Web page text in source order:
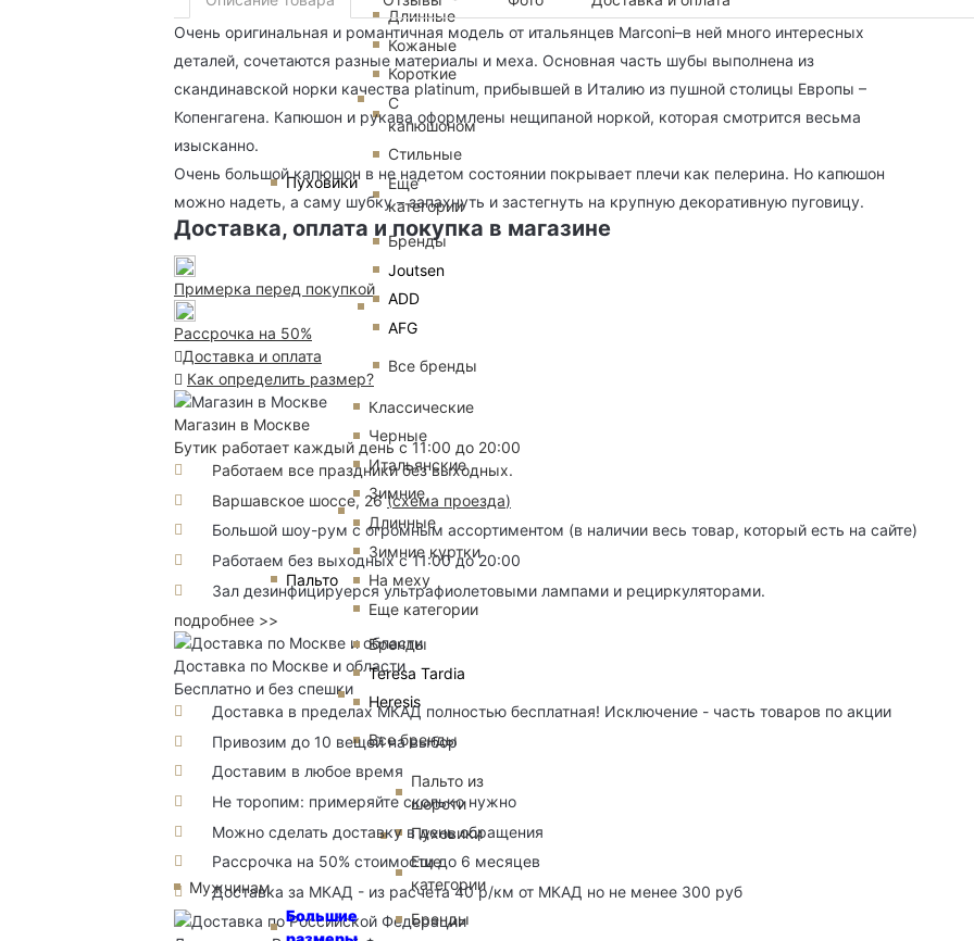
Мужчинам
Пуховики
Длинные
Кожаные
Короткие
С
капюшоном
Стильные
Еще
категории
Бренды
Joutsen
ADD
AFG
Все бренды
Пальто
Классические
Черные
Итальянские
Зимние
Длинные
Зимние куртки
На меху
Еще категории
Бренды
Teresa Tardia
Heresis
Все бренды
Большие
Пальто из
шерсти
Пуховики
Еще
категории
Бренды
Очень оригинальная и романтичная модель от итальянцев Marconi–в ней много интересных
деталей, сочетаются разные материалы и меха. Основная часть шубы выполнена из
скандинавской норки качества platinum, прибывшей в Италию из пушной столицы Европы –
Копенгагена. Капюшон и рукава оформлены нещипаной норкой, которая смотрится весьма
изысканно.
Очень большой капюшон в не надетом состоянии покрывает плечи как пелерина. Но капюшон
можно надеть, а саму шубку – запахнуть и застегнуть на крупную декоративную пуговицу.
Доставка, оплата и покупка в магазине
Примерка перед покупкой
Рассрочка на 50%
Доставка и оплата
Как определить размер?
Магазин в Москве
Бутик работает каждый день с 11:00 до 20:00
Работаем все праздники без выходных.
Варшавское шоссе, 26(схема проезда)
Большой шоу-рум с огромным ассортиментом (в наличии весь товар, который есть на сайте)
Работаем без выходных с 11:00 до 20:00
Зал дезинфицируерся ультрафиолетовыми лампами и рециркуляторами.
подробнее >>
Доставка по Москве и области
Бесплатно и без спешки
Доставка в пределах МКАД полностью бесплатная! Исключение - часть товаров по акции
Привозим до 10 вещей на выбор
Доставим в любое время
Не торопим: примеряйте сколько нужно
Можно сделать доставку в день обращения
Рассрочка на 50% стоимости до 6 месяцев
Доставка за МКАД - из расчета 40 р/км от МКАД но не менее 300 руб